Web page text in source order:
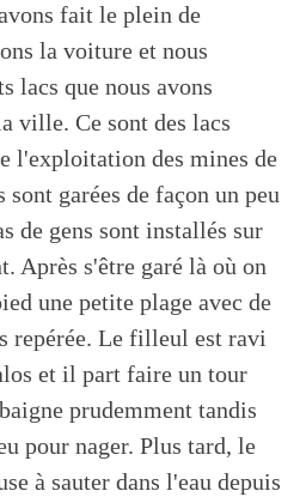
fait le plein de
la voiture et nous
lacs que nous avons
ville. Ce sont des lacs
l'exploitation des mines de
garées de façon un peu
de gens sont installés sur
Après s'être garé là où on
une petite plage avec de
repérée. Le filleul est ravi
et il part faire un tour
prudemment tandis
pour nager. Plus tard, le
à sauter dans l'eau depuis